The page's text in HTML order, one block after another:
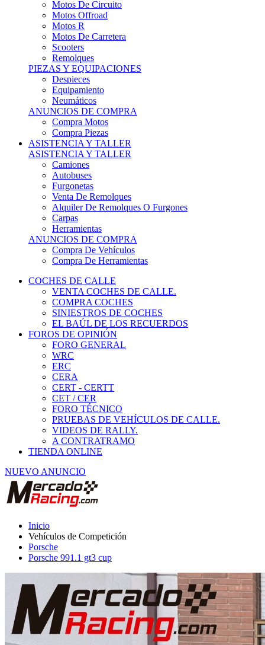
Motos R
Motos De Carretera
Scooters
Remolques
PIEZAS Y EQUIPACIONES
Despieces
Equipamiento
Neumáticos
ANUNCIOS DE COMPRA
Compra Motos
Compra Piezas
ASISTENCIA Y TALLER
ASISTENCIA Y TALLER
Camiones
Autobuses
Furgonetas
Venta De Remolques
Alquiler De Remolques O Furgones
Carpas
Herramientas
ANUNCIOS DE COMPRA
Compra De Vehículos
Compra De Herramientas
COCHES DE CALLE
VENTA COCHES DE CALLE.
COMPRA COCHES
SINIESTROS DE COCHES
EL BAÚL DE LOS RECUERDOS
FOROS DE OPINIÓN
FORO GENERAL
WRC
ERC
CERA
CERT - CERTT
CET / CER
FORO TÉCNICO
PRUEBAS DE VEHÍCULOS DE CALLE.
VIDEOS DE RALLY.
A CONTRATRAMO
TIENDA ONLINE
NUEVO ANUNCIO
Vehículos de Competición
Porsche
Porsche 991.1 gt3 cup